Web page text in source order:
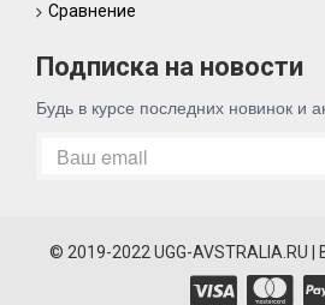
Сравнение
Подписка на новости
Будь в курсе последних новинок и
© 2019-2022 UGG-AVSTRALIA.RU